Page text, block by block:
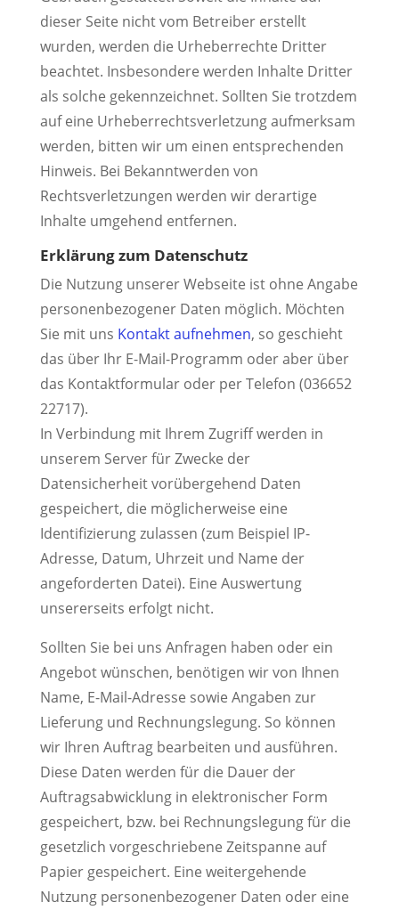
dieser Seite nicht vom Betreiber erstellt
wurden, werden die Urheberrechte Dritter
beachtet. Insbesondere werden Inhalte Dritter
als solche gekennzeichnet. Sollten Sie trotzdem
auf eine Urheberrechtsverletzung aufmerksam
werden, bitten wir um einen entsprechenden
Hinweis. Bei Bekanntwerden von
Rechtsverletzungen werden wir derartige
Inhalte umgehend entfernen.
Erklärung zum Datenschutz
Die Nutzung unserer Webseite ist ohne Angabe
personenbezogener Daten möglich. Möchten
Sie mit uns Kontakt aufnehmen, so geschieht
das über Ihr E-Mail-Programm oder aber über
das Kontaktformular oder per Telefon (036652
22717).
In Verbindung mit Ihrem Zugriff werden in
unserem Server für Zwecke der
Datensicherheit vorübergehend Daten
gespeichert, die möglicherweise eine
Identifizierung zulassen (zum Beispiel IP-
Adresse, Datum, Uhrzeit und Name der
angeforderten Datei). Eine Auswertung
unsererseits erfolgt nicht.
Sollten Sie bei uns Anfragen haben oder ein
Angebot wünschen, benötigen wir von Ihnen
Name, E-Mail-Adresse sowie Angaben zur
Lieferung und Rechnungslegung. So können
wir Ihren Auftrag bearbeiten und ausführen.
Diese Daten werden für die Dauer der
Auftragsabwicklung in elektronischer Form
gespeichert, bzw. bei Rechnungslegung für die
gesetzlich vorgeschriebene Zeitspanne auf
Papier gespeichert. Eine weitergehende
Nutzung personenbezogener Daten oder eine